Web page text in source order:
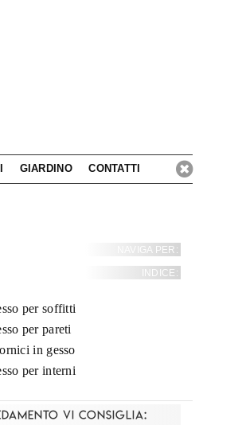
GIARDINO CONTATTI
NAVIGA PER:
INDICE:
per soffitti
per pareti
in gesso
per interni
vi consiglia: